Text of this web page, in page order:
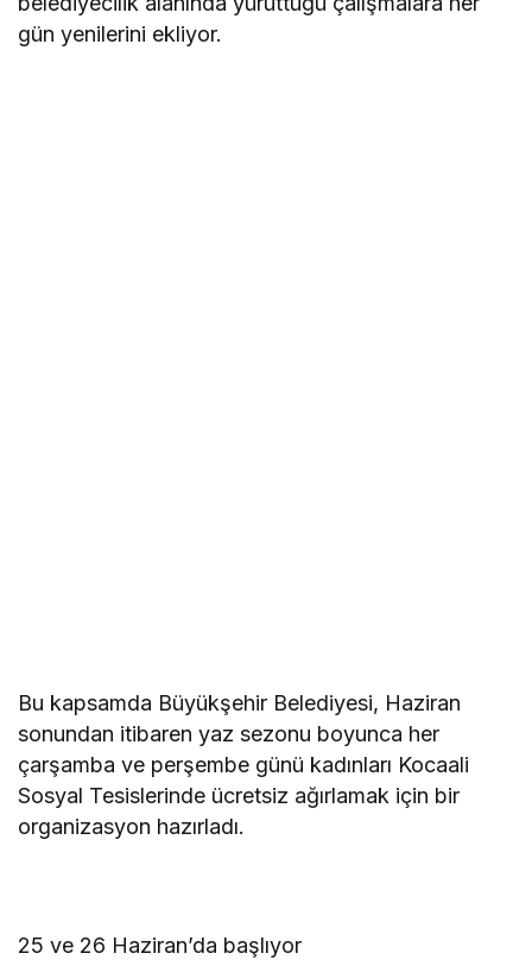
gün yenilerini ekliyor.
Bu kapsamda Büyükşehir Belediyesi, Haziran
sonundan itibaren yaz sezonu boyunca her
çarşamba ve perşembe günü kadınları Kocaali
Sosyal Tesislerinde ücretsiz ağırlamak için bir
organizasyon hazırladı.
25 ve 26 Haziran’da başlıyor